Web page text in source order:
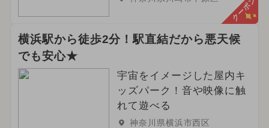
クーポン
横浜駅から徒歩2分！駅直結だから悪天候
でも安心★
宇宙をイメージした屋内キ
ッズパーク！音や映像に触
れて遊べる
神奈川県横浜市西区